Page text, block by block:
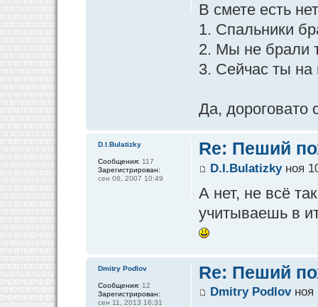
В смете есть
1. Спальники
2. Мы не брали
3. Сейчас ты на
Да, дороговато
Re: Пеший
D.I.Bulatizkyноя
А нет, не всё
учитываешь в
D.I.Bulatizky
Сообщения: 117
Зарегистрирован:
сен 06, 2007 10:49
Re: Пеший
Dmitry Podlovноя
Dmitry Podlov
Сообщения: 12
Зарегистрирован:
сен 11, 2013 16:31